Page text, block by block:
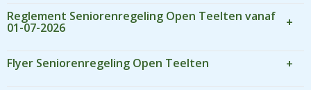
Reglement Seniorenregeling Open Teelten vanaf
01-07-2026
Flyer Seniorenregeling Open Teelten